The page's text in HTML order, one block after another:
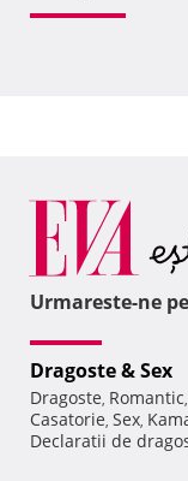
Urmareste-ne pe
Dragoste & Sex
Dragoste, Romantic,
Casatorie, Sex,
Declaratii de